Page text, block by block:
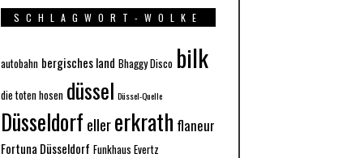
SCHLAGWORT-WOLKE
autobahn bergisches land Bhaggy Disco bilk
die toten hosen düssel Düssel-Quelle
Düsseldorf ellererkrath flaneur
Fortuna Düsseldorf Funkhaus Evertz